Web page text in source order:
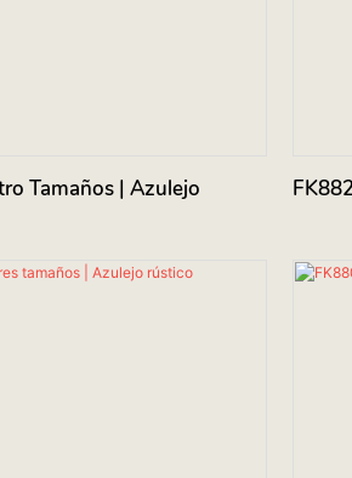
Tamaños | Azulejo